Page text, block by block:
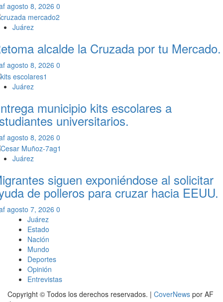
agosto 8, 2026 0
Juárez
alcalde la Cruzada por tu Mercado.
agosto 8, 2026 0
Juárez
municipio kits escolares a
universitarios.
agosto 8, 2026 0
Juárez
siguen exponiéndose al solicitar
de polleros para cruzar hacia EEUU.
agosto 7, 2026 0
Juárez
Estado
Nación
Mundo
Deportes
Opinión
Entrevistas
Copyright © Todos los derechos reservados. | CoverNews por AF